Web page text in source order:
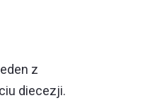
z
diecezji.